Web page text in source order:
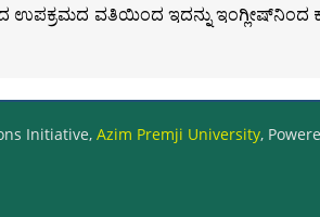
ವತಿಯಿಂದ ಇದನ್ನು ಇಂಗ್ಲೀಷ್‍ನಿಂದ
Initiative, Azim Premji University,